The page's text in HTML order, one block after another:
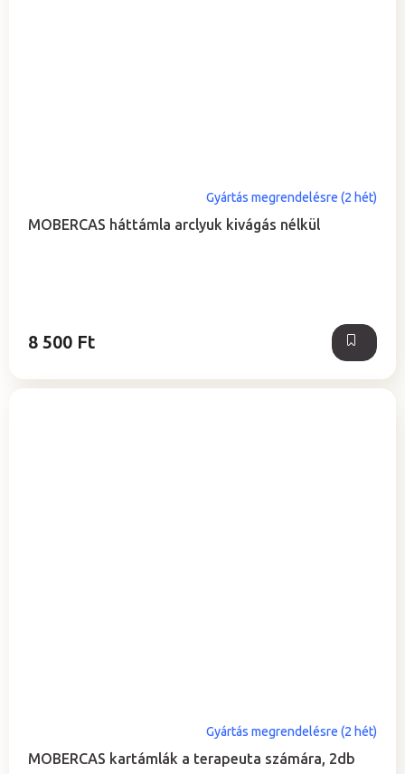
MOBERCAS háttámla arclyuk kivágás nélkül
Gyártás megrendelésre (2 hét)
8 500 Ft
MOBERCAS kartámlák a terapeuta számára, 2db
Gyártás megrendelésre (2 hét)